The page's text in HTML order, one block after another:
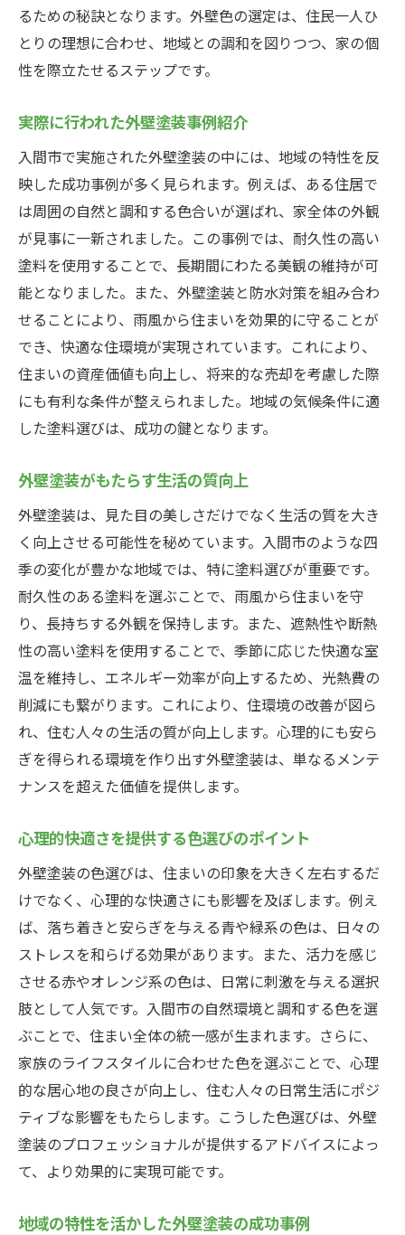
るための秘訣となります。外壁色の選定は、住民一人ひ
とりの理想に合わせ、地域との調和を図りつつ、家の個
性を際立たせるステップです。
実際に行われた外壁塗装事例紹介
入間市で実施された外壁塗装の中には、地域の特性を反
映した成功事例が多く見られます。例えば、ある住居で
は周囲の自然と調和する色合いが選ばれ、家全体の外観
が見事に一新されました。この事例では、耐久性の高い
塗料を使用することで、長期間にわたる美観の維持が可
能となりました。また、外壁塗装と防水対策を組み合わ
せることにより、雨風から住まいを効果的に守ることが
でき、快適な住環境が実現されています。これにより、
住まいの資産価値も向上し、将来的な売却を考慮した際
にも有利な条件が整えられました。地域の気候条件に適
した塗料選びは、成功の鍵となります。
外壁塗装がもたらす生活の質向上
外壁塗装は、見た目の美しさだけでなく生活の質を大き
く向上させる可能性を秘めています。入間市のような四
季の変化が豊かな地域では、特に塗料選びが重要です。
耐久性のある塗料を選ぶことで、雨風から住まいを守
り、長持ちする外観を保持します。また、遮熱性や断熱
性の高い塗料を使用することで、季節に応じた快適な室
温を維持し、エネルギー効率が向上するため、光熱費の
削減にも繋がります。これにより、住環境の改善が図ら
れ、住む人々の生活の質が向上します。心理的にも安ら
ぎを得られる環境を作り出す外壁塗装は、単なるメンテ
ナンスを超えた価値を提供します。
心理的快適さを提供する色選びのポイント
外壁塗装の色選びは、住まいの印象を大きく左右するだ
けでなく、心理的な快適さにも影響を及ぼします。例え
ば、落ち着きと安らぎを与える青や緑系の色は、日々の
ストレスを和らげる効果があります。また、活力を感じ
させる赤やオレンジ系の色は、日常に刺激を与える選択
肢として人気です。入間市の自然環境と調和する色を選
ぶことで、住まい全体の統一感が生まれます。さらに、
家族のライフスタイルに合わせた色を選ぶことで、心理
的な居心地の良さが向上し、住む人々の日常生活にポジ
ティブな影響をもたらします。こうした色選びは、外壁
塗装のプロフェッショナルが提供するアドバイスによっ
て、より効果的に実現可能です。
地域の特性を活かした外壁塗装の成功事例